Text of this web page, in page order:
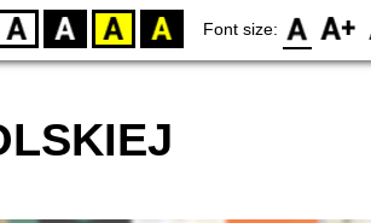
D BW YB BY Font size: F0 F1